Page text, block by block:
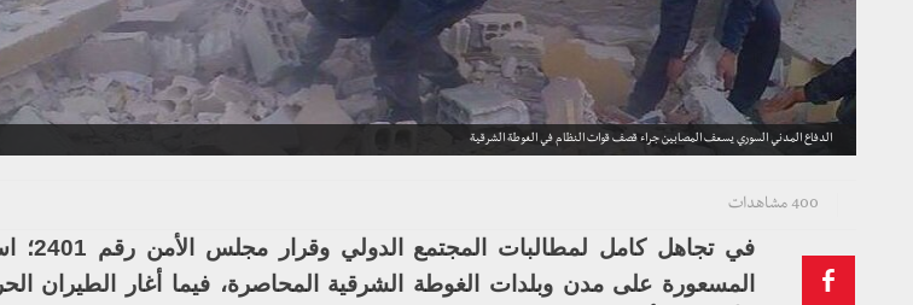
الدفاع المدني السوري يسعف المصابين جراء قصف قوات النظام في الغوطة الشرقية
400 مشاهدات
في تجاهل
المسعورة على مدن وبلدات الغوطة الشرقية المحاصرة، فيما أغار الطيران